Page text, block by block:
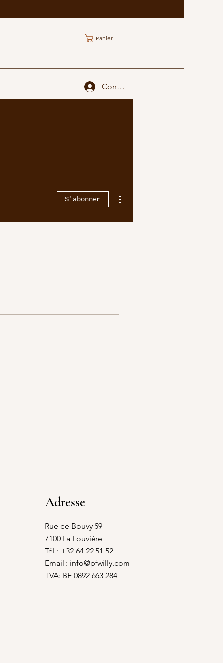
Panier
Connexion
S'abonner
Adresse
Rue de Bouvy 59
7100 La Louvière
Tél : +32 64 22 51 52
Email : info@pfwilly.com
TVA: BE 0892 663 284